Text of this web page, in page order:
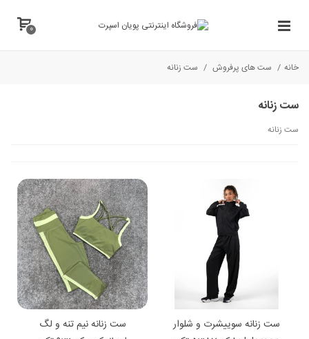
0
خانه / ست های پرفروش / ست زنانه
ست زنانه
ست زنانه
ست زنانه سوییشرت و شلوار
ست زنانه نیم تنه و لگ